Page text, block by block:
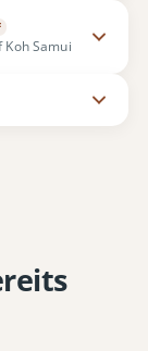
Samui